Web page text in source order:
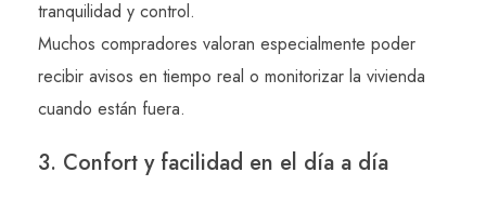
tranquilidad y control.
Muchos compradores valoran especialmente poder
recibir avisos en tiempo real o monitorizar la vivienda
cuando están fuera.
3. Confort y facilidad en el día a día